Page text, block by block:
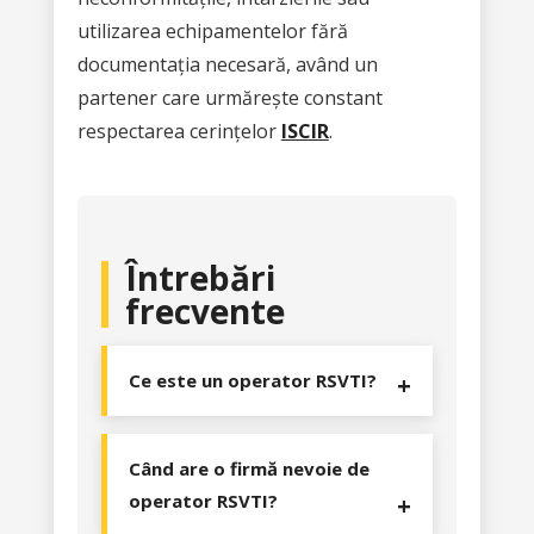
utilizarea echipamentelor fără
documentația necesară, având un
partener care urmărește constant
respectarea cerințelor ISCIR.
Întrebări
frecvente
Ce este un operator RSVTI?
persoană fizică sau juridică
supravegherea și verificarea
Când are o firmă nevoie de
operator RSVTI?